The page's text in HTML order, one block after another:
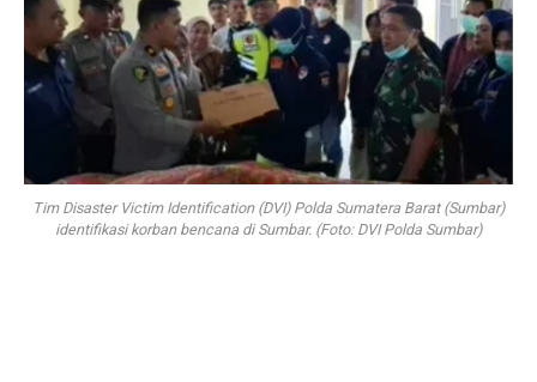
Tim Disaster Victim Identification (DVI) Polda Sumatera Barat (Sumbar)
identifikasi korban bencana di Sumbar. (Foto: DVI Polda Sumbar)